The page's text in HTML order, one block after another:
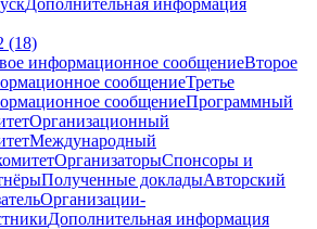
Дополнительная информация
(18)
информационное сообщениеВторое
сообщениеТретье
сообщениеПрограммный
Организационный
Международный
ОрганизаторыСпонсоры и
Полученные докладыАвторский
Организации-
Дополнительная информация